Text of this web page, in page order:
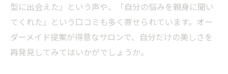
型に出会えた」という声や、「自分の悩みを親身に聞い
てくれた」という口コミも多く寄せられています。オー
ダーメイド提案が得意なサロンで、自分だけの美しさを
再発見してみてはいかがでしょうか。